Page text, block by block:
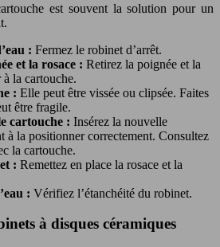
est souvent la solution pour un
: Fermez le robinet d’arrêt.
et la rosace : Retirez la poignée et la
à la cartouche.
: Elle peut être vissée ou clipsée. Faites
être fragile.
cartouche : Insérez la nouvelle
à la positionner correctement. Consultez
la cartouche.
: Remettez en place la rosace et la
: Vérifiez l’étanchéité du robinet.
à disques céramiques